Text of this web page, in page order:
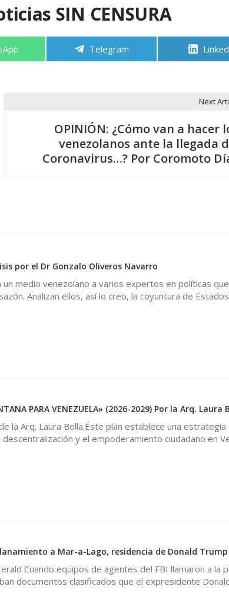
SIN CENSURA
Compartir
Telegram
Next
OPINIÓN: ¿Cómo van a hacer
venezolanos ante la llegada
Coronavirus…? Por Coromoto
por el Dr Gonzalo Oliveros Navarro
medio venezolano a varios expertos en políticas
Analizan ellos, así lo creo, la coyuntura de
PARA VENEZUELA» (2026-2029) Por la Arq. Laura
la Arq. Laura Bolla. ​Éste plan establece una estrategia
y el empoderamiento ciudadano en
a Mar-a-Lago, residencia de Donald Trump
Cuando equipos de agentes del FBI llamaron a la
documentos clasificados que el expresidente